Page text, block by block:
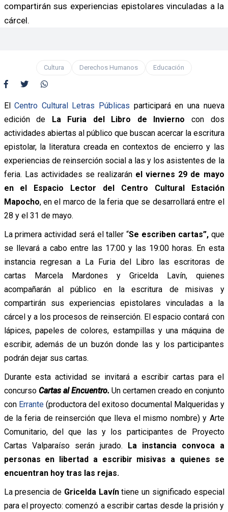
compartirán sus experiencias epistolares vinculadas a la
cárcel.
Cultura Derechos Humanos Educación
ElCentro Cultural Letras Públicas participará en una nueva
edición de La Furia del Libro de Invierno con dos
actividades abiertas al público que buscan acercar la escritura
epistolar, la literatura creada en contextos de encierro y las
experiencias de reinserción social a las y los asistentes de la
feria. Las actividades se realizarán el viernes 29 de mayo
en el Espacio Lector del Centro Cultural Estación
Mapocho, en el marco de la feria que se desarrollará entre el
28 y el 31 de mayo.
La primera actividad será el taller “Se escriben cartas”,que
se llevará a cabo entre las 17:00 y las 19:00 horas. En esta
instancia regresan a La Furia del Libro las escritoras de
cartas Marcela Mardones y Gricelda Lavín, quienes
acompañarán al público en la escritura de misivas y
compartirán sus experiencias epistolares vinculadas a la
cárcel y a los procesos de reinserción. El espacio contará con
lápices, papeles de colores, estampillas y una máquina de
escribir, además de un buzón donde las y los participantes
podrán dejar sus cartas.
Durante esta actividad se invitará a escribir cartas para el
concurso Cartas al Encuentro. Un certamen creado en conjunto
con Errante(productora del exitoso documental Malqueridas y
de la feria de reinserción que lleva el mismo nombre) y Arte
Comunitario, del que las y los participantes de Proyecto
Cartas Valparaíso serán jurado. La instancia convoca a
personas en libertad a escribir misivas a quienes se
encuentran hoy tras las rejas.
La presencia de Gricelda Lavíntiene un significado especial
para el proyecto: comenzó a escribir cartas desde la prisión y